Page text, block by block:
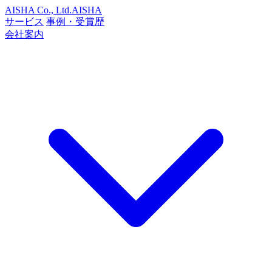
AISHA Co., Ltd.AISHA
サービス 事例・受賞歴
会社案内